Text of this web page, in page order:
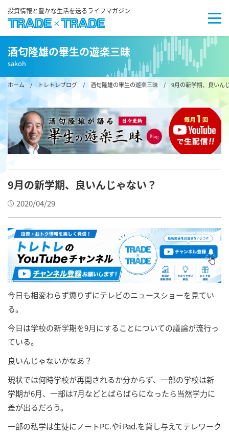
投資情報と豊かな生活を送るライフマガジン
酒匂隆雄の畢生の遊楽三昧
sakoh
ホーム/ トレトレブログ / 酒匂隆雄の畢生の遊楽三昧 / 9月の新学期、良いん
9月の新学期、良いんじゃない？
2020/04/29
今日も相変わらず懲りずにテレビのニュースショーを見てい
る。
今日は学校の新学期を9月にすることについての議論が流行っ
ている。
良いんじゃないかなあ？
現状では何時学校が再開されるか分からず、一部の学校は新
学期が6月、一部は7月などとばらばらになったら当然学力に
差が出るだろう。
一部の私学は生徒にノートPC.やi Pad.を貸し与えてテレワーク